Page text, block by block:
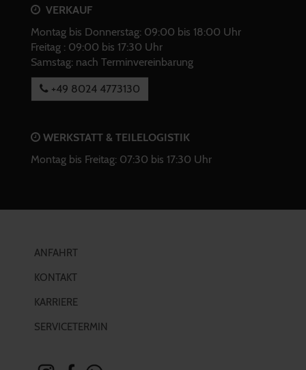
VERKAUF
Montag bis Donnerstag: 09:00 bis 18:00 Uhr
Freitag : 09:00 bis 17:30 Uhr
Samstag: nach Terminvereinbarung
+49 8024 4773130
WERKSTATT & TEILELOGISTIK
Montag bis Freitag: 07:30 bis 17:30 Uhr
ANFAHRT
KONTAKT
KARRIERE
SERVICETERMIN